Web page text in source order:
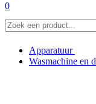
0
Apparatuur
Wasmachine en